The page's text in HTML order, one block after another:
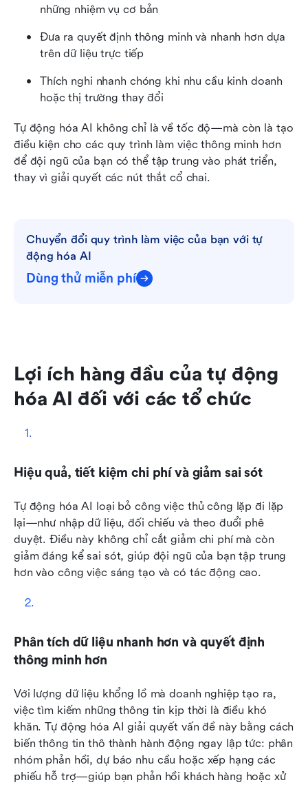
những nhiệm vụ cơ bản
Đưa ra quyết định thông minh và nhanh hơn dựa
trên dữ liệu trực tiếp
Thích nghi nhanh chóng khi nhu cầu kinh doanh
hoặc thị trường thay đổi
Tự động hóa AI không chỉ là về tốc độ—mà còn là tạo
điều kiện cho các quy trình làm việc thông minh hơn
để đội ngũ của bạn có thể tập trung vào phát triển,
thay vì giải quyết các nút thắt cổ chai.
Chuyển đổi quy trình làm việc của bạn với tự
động hóa AI
Dùng thử miễn phí
Lợi ích hàng đầu của tự động
hóa AI đối với các tổ chức
Hiệu quả, tiết kiệm chi phí và giảm sai sót
Tự động hóa AI loại bỏ công việc thủ công lặp đi lặp
lại—như nhập dữ liệu, đối chiếu và theo đuổi phê
duyệt. Điều này không chỉ cắt giảm chi phí mà còn
giảm đáng kể sai sót, giúp đội ngũ của bạn tập trung
hơn vào công việc sáng tạo và có tác động cao.
Phân tích dữ liệu nhanh hơn và quyết định
thông minh hơn
Với lượng dữ liệu khổng lồ mà doanh nghiệp tạo ra,
việc tìm kiếm những thông tin kịp thời là điều khó
khăn. Tự động hóa AI giải quyết vấn đề này bằng cách
biến thông tin thô thành hành động ngay lập tức: phân
nhóm phản hồi, dự báo nhu cầu hoặc xếp hạng các
phiếu hỗ trợ—giúp bạn phản hồi khách hàng hoặc xử